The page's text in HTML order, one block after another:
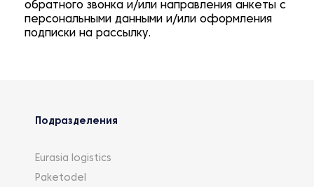
обратного звонка и/или направления анкеты с
персональными данными и/или оформления
подписки на рассылку.
Подразделения
Eurasia logistics
Paketodel